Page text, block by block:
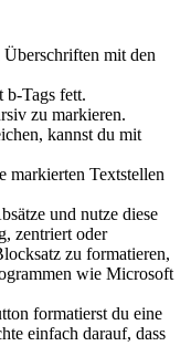
mit den
b-Tags fett.
zu markieren.
kannst du mit
markierten Textstellen
und nutze diese
zentriert oder
zu formatieren,
wie Microsoft
formatierst du eine
einfach darauf, dass